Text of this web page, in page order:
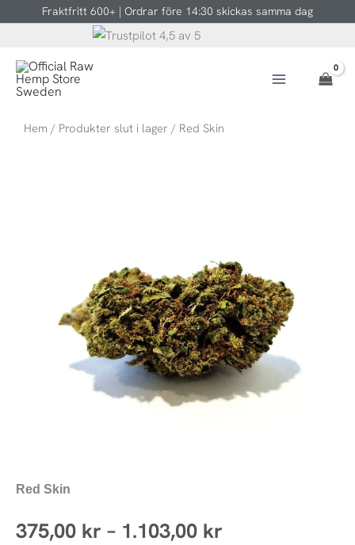
Fraktfritt 600+ | Ordrar före 14:30 skickas samma dag
Hem / Produkter slut i lager / Red Skin
Red Skin
375,00 kr – 1.103,00 krPrisintervall: